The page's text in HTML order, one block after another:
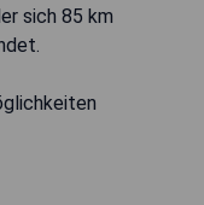
sich 85 km